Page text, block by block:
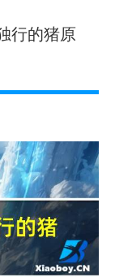
行的猪原